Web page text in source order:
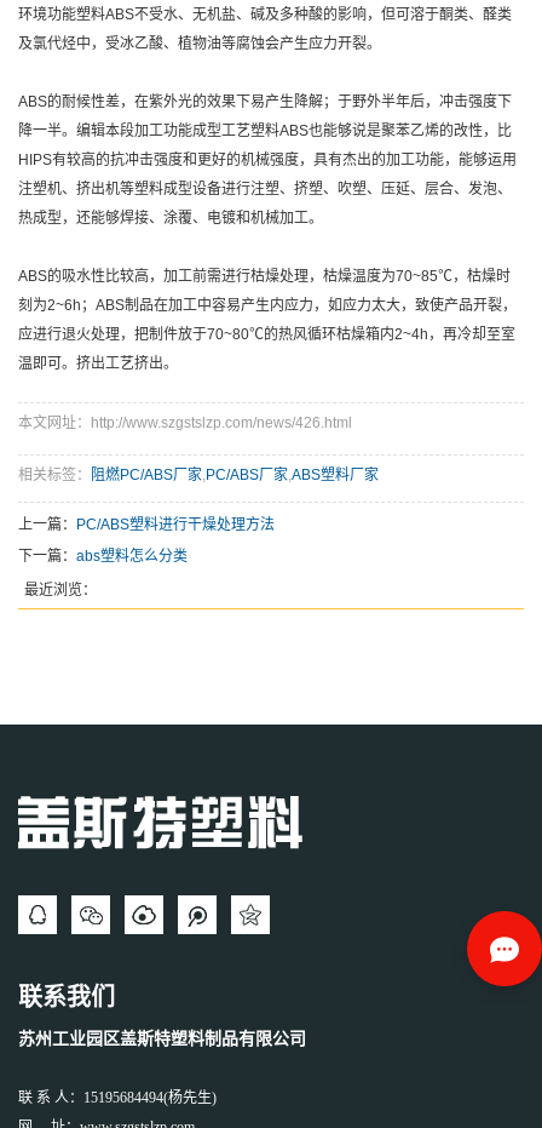
环境功能塑料ABS不受水、无机盐、碱及多种酸的影响，但可溶于酮类、醛类
及氯代烃中，受冰乙酸、植物油等腐蚀会产生应力开裂。
ABS的耐候性差，在紫外光的效果下易产生降解；于野外半年后，冲击强度下
降一半。编辑本段加工功能成型工艺塑料ABS也能够说是聚苯乙烯的改性，比
HIPS有较高的抗冲击强度和更好的机械强度，具有杰出的加工功能，能够运用
注塑机、挤出机等塑料成型设备进行注塑、挤塑、吹塑、压延、层合、发泡、
热成型，还能够焊接、涂覆、电镀和机械加工。
ABS的吸水性比较高，加工前需进行枯燥处理，枯燥温度为70~85℃，枯燥时
刻为2~6h；ABS制品在加工中容易产生内应力，如应力太大，致使产品开裂，
应进行退火处理，把制件放于70~80℃的热风循环枯燥箱内2~4h，再冷却至室
温即可。挤出工艺挤出。
本文网址：http://www.szgstslzp.com/news/426.html
相关标签： 阻燃PC/ABS厂家,PC/ABS厂家,ABS塑料厂家
上一篇：
PC/ABS塑料进行干燥处理方法
下一篇： abs塑料怎么分类
最近浏览：
联系我们
苏州工业园区盖斯特塑料制品有限公司
联 系 人：15195684494(杨先生)